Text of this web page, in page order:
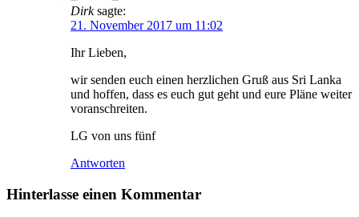
Dirk sagte:
21. November 2017 um 11:02
Ihr Lieben,
wir senden euch einen herzlichen Gruß aus Sri Lanka
und hoffen, dass es euch gut geht und eure Pläne weiter
voranschreiten.
LG von uns fünf
Antworten
Hinterlasse einen Kommentar